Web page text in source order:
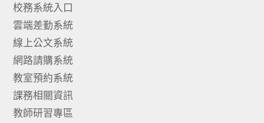
校務系統入口
雲端差勤系統
線上公文系統
網路請購系統
教室預約系統
課務相關資訊
教師研習專區